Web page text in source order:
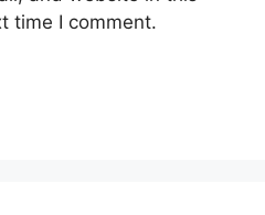
time I comment.